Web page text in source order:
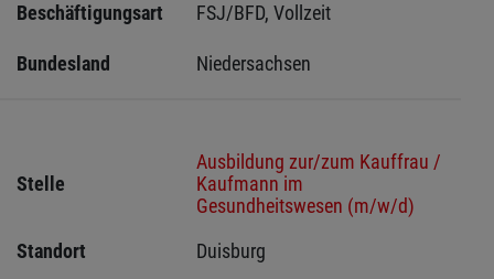
Beschäftigungsart FSJ/BFD, Vollzeit
Bundesland Niedersachsen
Stelle
Ausbildung zur/zum Kauffrau /
Kaufmann im
Gesundheitswesen (m/w/d)
Standort
Duisburg